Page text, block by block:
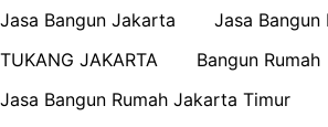
Jasa Bangun Jakarta Jasa Bangun
TUKANG JAKARTA
Bangun Rumah
Jasa Bangun Rumah Jakarta Timur